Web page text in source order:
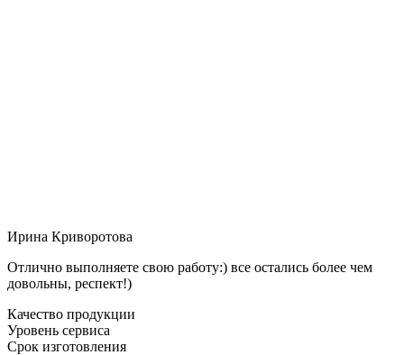
Ирина Криворотова
Отлично выполняете свою работу:) все остались более чем
довольны, респект!)
Качество продукции
Уровень сервиса
Срок изготовления